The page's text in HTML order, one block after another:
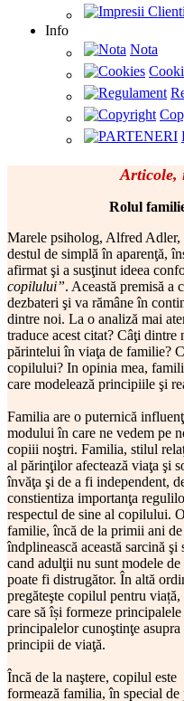
Info
Nota
Articole,
Rolul
Marele psiholog, Alfred Adler,
destul de simplă în aparenţă,
afirmat şi a susţinut ideea
copilului”. Această premisă
dezbateri şi va rămâne în
dintre noi. La o analiză mai
traduce acest citat? Câţi
părintelui în viaţa de familie?
copilului? In opinia mea,
care modelează principiile şi
Familia are o puternică
modului în care ne vedem pe
copiii noştri. Familia, stilul
al părinţilor afectează viaţa şi
învăţa şi de a fi independent,
constientiza importanţa
respectul de sine al copilului.
familie, încă de la primii ani
îndplinească această sarcină
cand adulţii nu sunt modele
poate fi distrugător. În altă
pregăteşte copilul pentru
care să își formeze
principalelor cunoştinţe
principii de viaţă.
Încă de la naştere, copilul
formează familia, în special